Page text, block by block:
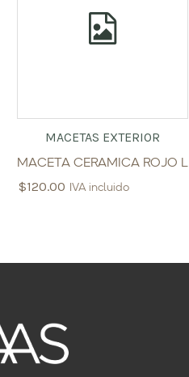
MACETAS EXTERIOR
MACETA CERAMICA ROJO L
$120.00 IVA incluido